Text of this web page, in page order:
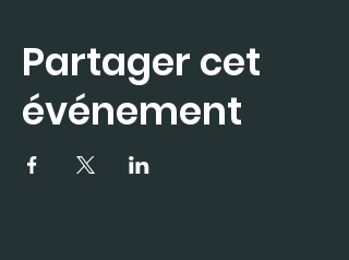
Partager cet
événement